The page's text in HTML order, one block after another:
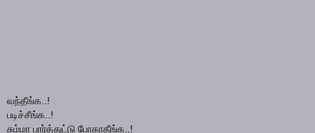
வந்தீங்க..!
படிச்சீங்க..!
சும்மா பார்த்துட்டு போகாதீங்க..!